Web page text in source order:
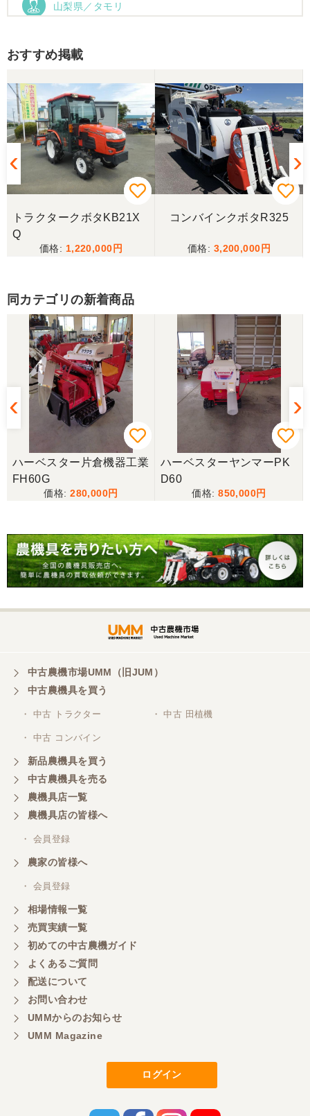
山梨県／タモリ
だきます。ありがとうございました。
山梨県／伊藤明久
引き取りに行くまでに 時間が掛かってしまって
待っていて頂き有り難うございました。
山梨県／樋野進悦
メールの返信がなかったので、残念ですが、こちら
からキャンセルのメールを送った。
うございました。
山梨県／じん
整備された中古のバインダーを探していて、金額も
だいたい予算内だったのですぐに決めました！ それ
から陸送が可能という所も大きな決め手で、良い買
い物が出来たと非常に満足しております。
山梨県／今井基史
この度は、迅速な対応ありがとうございました。た
だ、メールに記載の配達の受け取りについてタイム
ラグがあり少しとまどいましたので、星をひとつの
山梨県／
迅速丁寧にご対応くださいました。この度はありが
です。
山梨県／井上農場
このたびはお取引ありがとうございました。 梱包も
山梨県／
商談成立の連絡をいたいておりません。
山梨県／中川
このたびは、ありがとうございました。
山梨県／好ちゃん
大変いい商品で草刈り作業で活躍しています
おすすめ掲載
トラクタークボタKB21X
Q
1,220,000
コンバインクボタR325
3,200,000
同カテゴリの新着商品
ハーベスター片倉機器工業
FH60G
280,000
ハーベスターヤンマーPK
D60
850,000
中古農機市場UMM（旧JUM）
中古農機具を買う
・ 中古 トラクター ・ 中古 田植機
・ 中古 コンバイン
新品農機具を買う
中古農機具を売る
農機具店一覧
農機具店の皆様へ
・ 会員登録
農家の皆様へ
・ 会員登録
相場情報一覧
売買実績一覧
初めての中古農機ガイド
よくあるご質問
配送について
お問い合わせ
UMMからのお知らせ
UMM Magazine
ログイン